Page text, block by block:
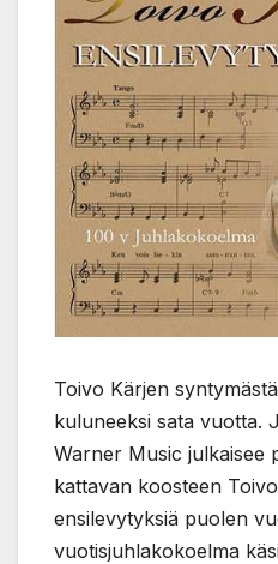
Toivo Kärjen
kuluneeksi sata vuotta.
Warner Music julkaisee
kattavan koosteen
ensilevytyksiä puolen
vuotisjuhlakokoelma